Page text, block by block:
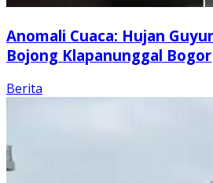
Anomali Cuaca: Hujan
Bojong Klapanunggal Bogor
Berita